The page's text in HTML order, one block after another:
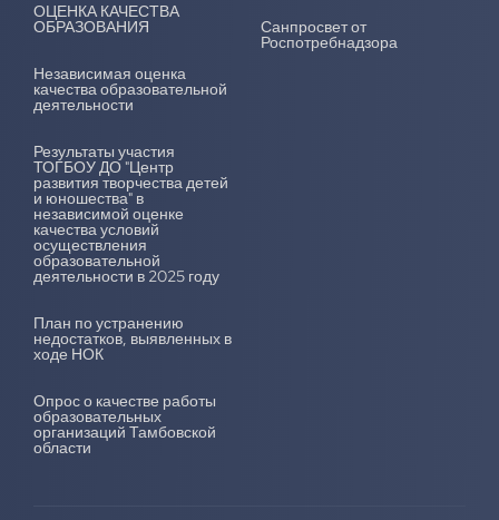
ОЦЕНКА КАЧЕСТВА
ОБРАЗОВАНИЯ
Независимая оценка
качества образовательной
деятельности
Результаты участия
ТОГБОУ ДО "Центр
развития творчества детей
и юношества" в
независимой оценке
качества условий
осуществления
образовательной
деятельности в 2025 году
План по устранению
недостатков, выявленных в
ходе НОК
Опрос о качестве работы
образовательных
организаций Тамбовской
области
Санпросвет от
Роспотребнадзора